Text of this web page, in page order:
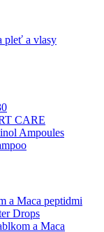
pleť a vlasy
CARE
Ampoules
a Maca peptidmi
Drops
a Maca